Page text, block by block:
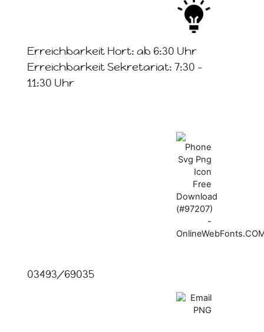
Erreichbarkeit Hort: ab 6:30 Uhr
Erreichbarkeit Sekretariat: 7:30 -
11:30 Uhr
03493/69035